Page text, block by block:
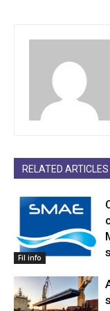
RELATED ARTICLES
Fil info